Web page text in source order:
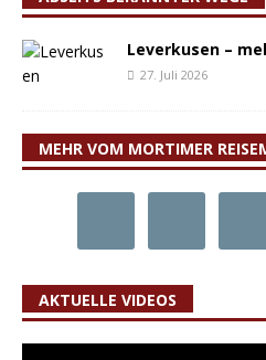
Leverkusen –
27. Juli 2026
MEHR VOM MORTIMER
AKTUELLE VIDEOS